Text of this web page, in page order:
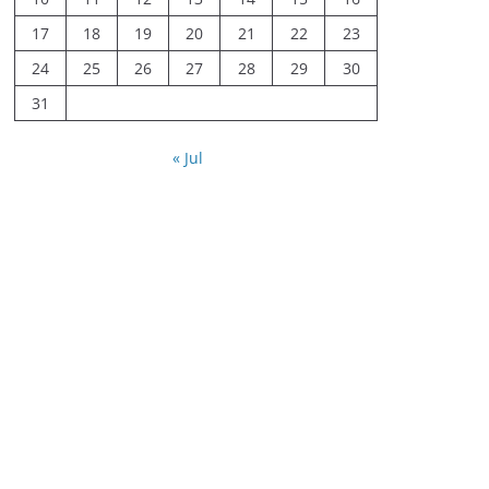
17
18 19 20 21 22
23
24
25 26 27 28 29
30
31
« Jul